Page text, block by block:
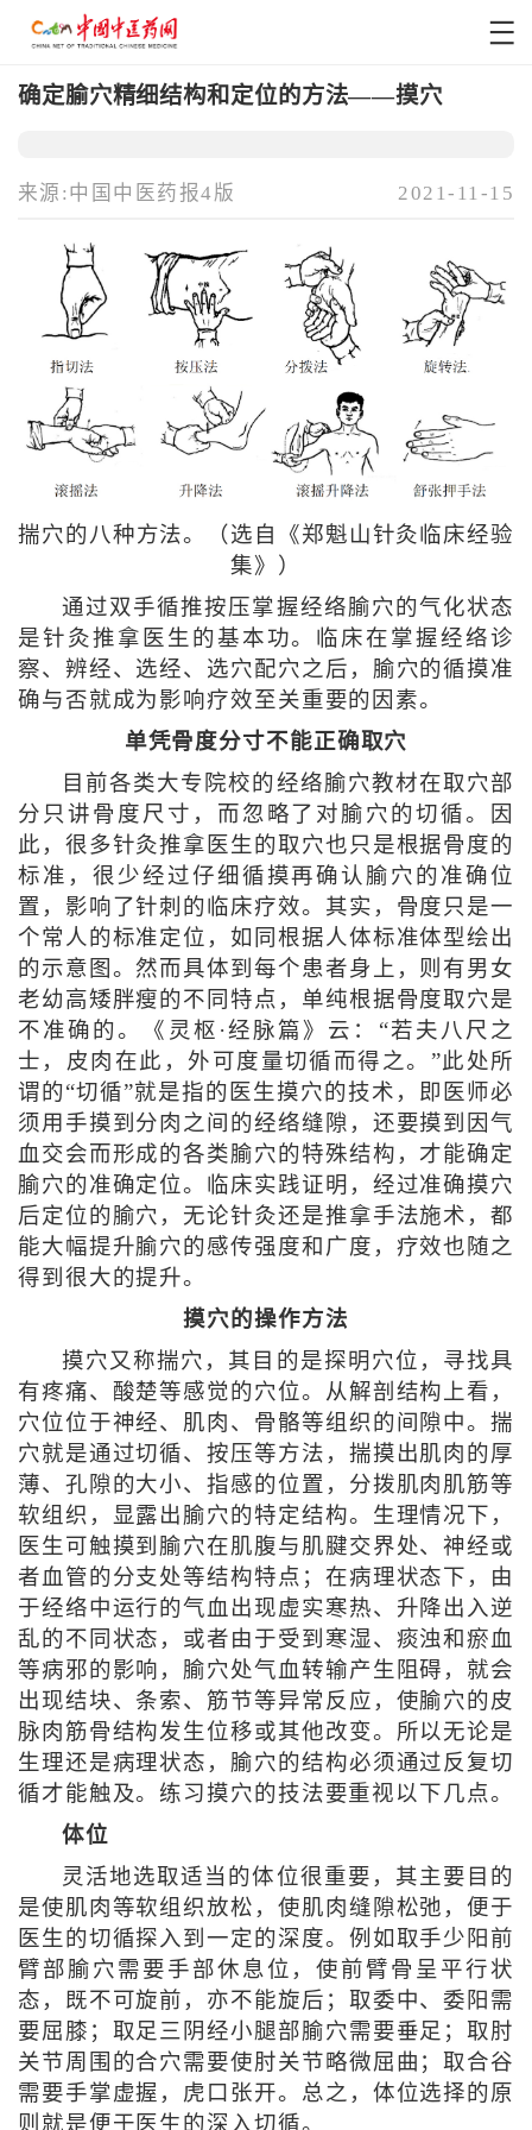
确定腧穴精细结构和定位的方法——摸穴
来源:中国中医药报4版 2021-11-15
揣穴的八种方法。（选自《郑魁山针灸临床经验
集》）
通过双手循推按压掌握经络腧穴的气化状态
是针灸推拿医生的基本功。临床在掌握经络诊
察、辨经、选经、选穴配穴之后，腧穴的循摸准
确与否就成为影响疗效至关重要的因素。
单凭骨度分寸不能正确取穴
目前各类大专院校的经络腧穴教材在取穴部
分只讲骨度尺寸，而忽略了对腧穴的切循。因
此，很多针灸推拿医生的取穴也只是根据骨度的
标准，很少经过仔细循摸再确认腧穴的准确位
置，影响了针刺的临床疗效。其实，骨度只是一
个常人的标准定位，如同根据人体标准体型绘出
的示意图。然而具体到每个患者身上，则有男女
老幼高矮胖瘦的不同特点，单纯根据骨度取穴是
不准确的。《灵枢·经脉篇》云：“若夫八尺之
士，皮肉在此，外可度量切循而得之。”此处所
谓的“切循”就是指的医生摸穴的技术，即医师必
须用手摸到分肉之间的经络缝隙，还要摸到因气
血交会而形成的各类腧穴的特殊结构，才能确定
腧穴的准确定位。临床实践证明，经过准确摸穴
后定位的腧穴，无论针灸还是推拿手法施术，都
能大幅提升腧穴的感传强度和广度，疗效也随之
得到很大的提升。
摸穴的操作方法
摸穴又称揣穴，其目的是探明穴位，寻找具
有疼痛、酸楚等感觉的穴位。从解剖结构上看，
穴位位于神经、肌肉、骨骼等组织的间隙中。揣
穴就是通过切循、按压等方法，揣摸出肌肉的厚
薄、孔隙的大小、指感的位置，分拨肌肉肌筋等
软组织，显露出腧穴的特定结构。生理情况下，
医生可触摸到腧穴在肌腹与肌腱交界处、神经或
者血管的分支处等结构特点；在病理状态下，由
于经络中运行的气血出现虚实寒热、升降出入逆
乱的不同状态，或者由于受到寒湿、痰浊和瘀血
等病邪的影响，腧穴处气血转输产生阻碍，就会
出现结块、条索、筋节等异常反应，使腧穴的皮
脉肉筋骨结构发生位移或其他改变。所以无论是
生理还是病理状态，腧穴的结构必须通过反复切
循才能触及。练习摸穴的技法要重视以下几点。
体位
灵活地选取适当的体位很重要，其主要目的
是使肌肉等软组织放松，使肌肉缝隙松弛，便于
医生的切循探入到一定的深度。例如取手少阳前
臂部腧穴需要手部休息位，使前臂骨呈平行状
态，既不可旋前，亦不能旋后；取委中、委阳需
要屈膝；取足三阴经小腿部腧穴需要垂足；取肘
关节周围的合穴需要使肘关节略微屈曲；取合谷
需要手掌虚握，虎口张开。总之，体位选择的原
则就是便于医生的深入切循。